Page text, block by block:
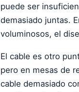
puede ser
demasiado juntas.
voluminosos, el
El cable es otro
pero en mesas de
cable demasiado